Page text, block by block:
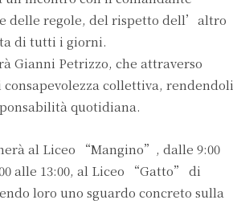
delle regole, del rispetto dell’altro
di tutti i giorni.
Gianni Petrizzo, che attraverso
collettiva, rendendoli
quotidiana.
al Liceo “Mangino”, dalle 9:00
alle 13:00, al Liceo “Gatto” di
loro uno sguardo concreto sulla